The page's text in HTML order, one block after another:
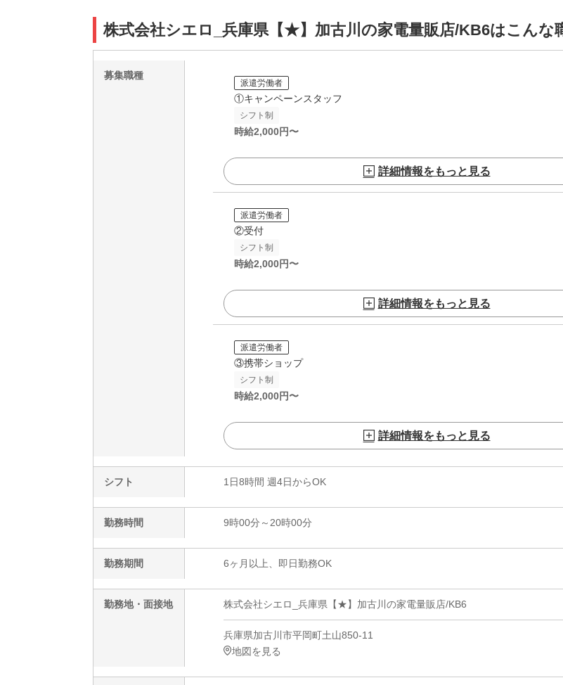
株式会社シエロ_兵庫県【★】加古川の家電量販店/KB6はこんな
募集職種
派遣労働者
①キャンペーンスタッフ
シフト制
時給2,000円〜
詳細情報をもっと見る
派遣労働者
②受付
シフト制
時給2,000円〜
詳細情報をもっと見る
派遣労働者
③携帯ショップ
シフト制
時給2,000円〜
詳細情報をもっと見る
シフト 1日8時間 週4日からOK
勤務時間 9時00分～20時00分
勤務期間 6ヶ月以上、即日勤務OK
勤務地・面接地 株式会社シエロ_兵庫県【★】加古川の家電量販店/KB6
兵庫県加古川市平岡町土山850-11
地図を見る